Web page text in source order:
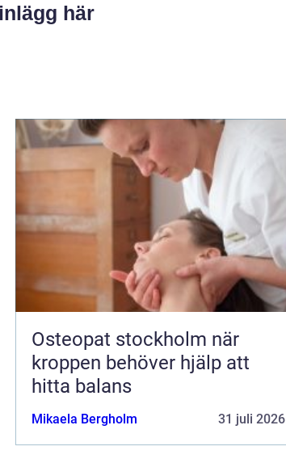
här
Osteopat stockholm när
kroppen behöver hjälp att
hitta balans
Mikaela Bergholm 31 juli 2026